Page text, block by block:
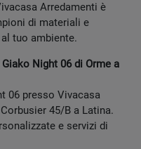
Arredamenti è
di materiali e
tuo ambiente.
Night 06 di Orme a
06 presso Vivacasa
45/B a Latina.
e servizi di